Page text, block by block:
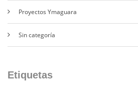
Proyectos Ymaguara
Sin categoría
Etiquetas